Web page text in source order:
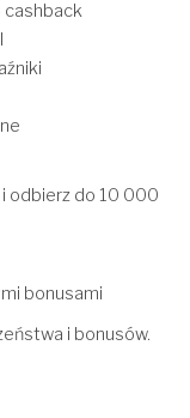
cashback
i odbierz do 10 000
bonusami
i bonusów.